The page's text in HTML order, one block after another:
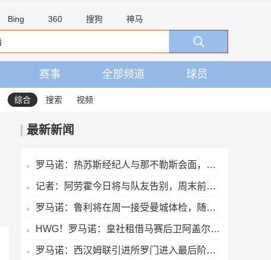
Bing 360 搜狗 神马
赛事 全部频道 球员
综合 搜索 视频
最新新闻
罗马诺：热苏斯经纪人与那不勒斯会面，阿森纳仅考虑永久出售
记者：阿劳霍今日将与队友告别，周末前往英格兰租借加盟利物浦
罗马诺：鲁利将在周一接受曼城体检，随后官宣
HWG！罗马诺：皇社租借马赛后卫阿盖尔德达协议，买断费1100万欧
罗马诺：西汉姆联引进所罗门进入最后阶段，正推进与热刺的谈判